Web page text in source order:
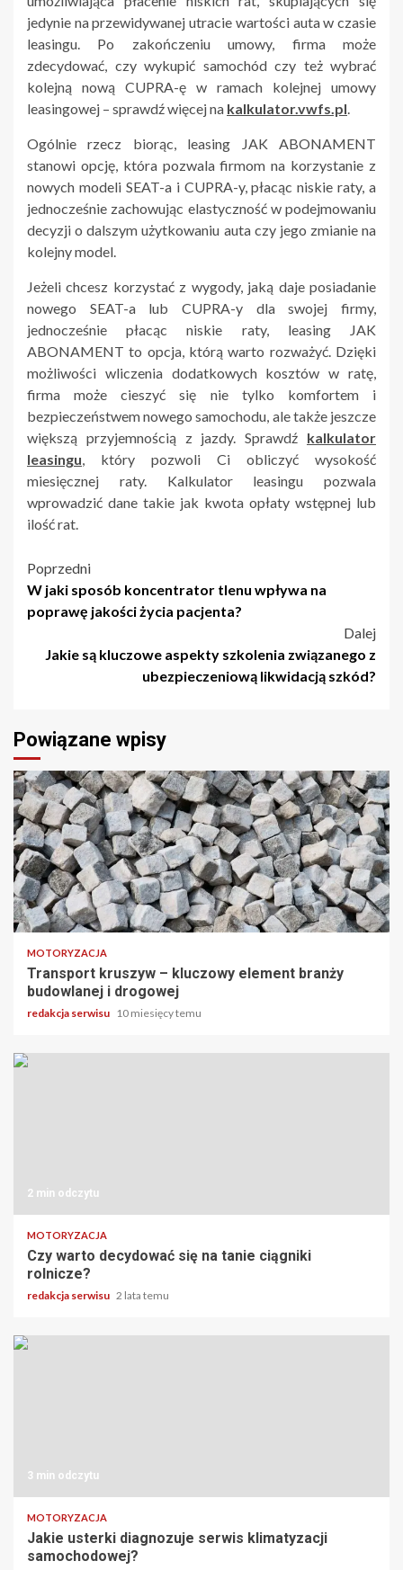
jedynie na przewidywanej utracie wartości auta w czasie
leasingu. Po zakończeniu umowy, firma może
zdecydować, czy wykupić samochód czy też wybrać
kolejną nową CUPRA-ę w ramach kolejnej umowy
leasingowej – sprawdź więcej na kalkulator.vwfs.pl.
Ogólnie rzecz biorąc, leasing JAK ABONAMENT
stanowi opcję, która pozwala firmom na korzystanie z
nowych modeli SEAT-a i CUPRA-y, płacąc niskie raty, a
jednocześnie zachowując elastyczność w podejmowaniu
decyzji o dalszym użytkowaniu auta czy jego zmianie na
kolejny model.
Jeżeli chcesz korzystać z wygody, jaką daje posiadanie
nowego SEAT-a lub CUPRA-y dla swojej firmy,
jednocześnie płacąc niskie raty, leasing JAK
ABONAMENT to opcja, którą warto rozważyć. Dzięki
możliwości wliczenia dodatkowych kosztów w ratę,
firma może cieszyć się nie tylko komfortem i
bezpieczeństwem nowego samochodu, ale także jeszcze
większą przyjemnością z jazdy. Sprawdź kalkulator
leasingu, który pozwoli Ci obliczyć wysokość
miesięcznej raty. Kalkulator leasingu pozwala
wprowadzić dane takie jak kwota opłaty wstępnej lub
ilość rat.
Nawigacja
wpisu
Poprzedni
W jaki sposób koncentrator tlenu wpływa na
poprawę jakości życia pacjenta?
Dalej
Jakie są kluczowe aspekty szkolenia związanego z
ubezpieczeniową likwidacją szkód?
Powiązane wpisy
3 min odczytu
MOTORYZACJA
Transport kruszyw – kluczowy element branży
budowlanej i drogowej
redakcja serwisu 10 miesięcy temu
2 min odczytu
MOTORYZACJA
Czy warto decydować się na tanie ciągniki
rolnicze?
redakcja serwisu 2 lata temu
3 min odczytu
MOTORYZACJA
Jakie usterki diagnozuje serwis klimatyzacji
samochodowej?